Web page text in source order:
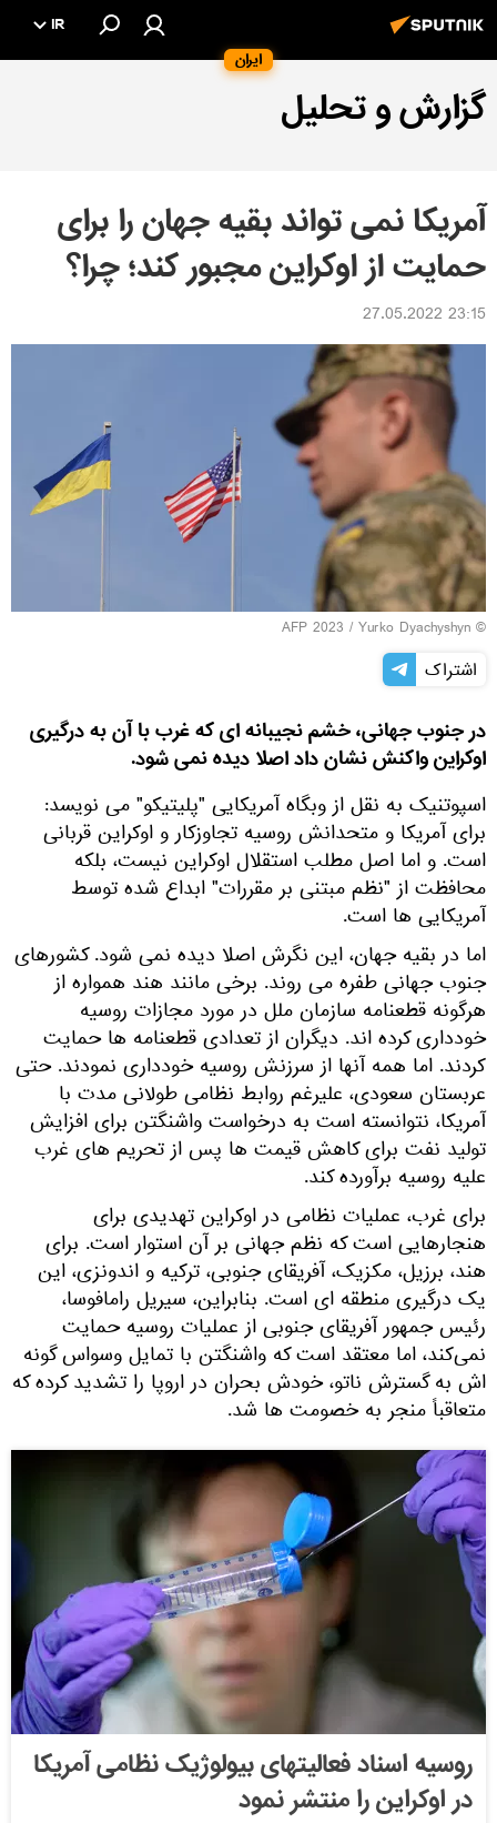
ایران
IR
گزارش و تحلیل
آمریکا نمی تواند بقیه جهان را برای
حمایت از اوکراین مجبور کند؛ چرا؟
23:15 27.05.2022
© AFP 2023 / Yurko Dyachyshyn
اشتراک
در جنوب جهانی، خشم نجیبانه ای که غرب با آن به درگیری
اوکراین واکنش نشان داد اصلا دیده نمی شود.
اسپوتنیک به نقل از وبگاه آمریکایی "پلیتیکو" می نویسد:
برای آمریکا و متحدانش روسیه تجاوزکار و اوکراین قربانی
است. و اما اصل مطلب استقلال اوکراین نیست، بلکه
محافظت از "نظم مبتنی بر مقررات" ابداع شده توسط
آمریکایی ها است.
اما در بقیه جهان، این نگرش اصلا دیده نمی شود. کشورهای
جنوب جهانی طفره می روند. برخی مانند هند همواره از
هرگونه قطعنامه سازمان ملل در مورد مجازات روسیه
خودداری کرده اند. دیگران از تعدادی قطعنامه ها حمایت
کردند. اما همه آنها از سرزنش روسیه خودداری نمودند. حتی
عربستان سعودی، علیرغم روابط نظامی طولانی مدت با
آمریکا، نتوانسته است به درخواست واشنگتن برای افزایش
تولید نفت برای کاهش قیمت ها پس از تحریم های غرب
علیه روسیه برآورده کند.
برای غرب، عملیات نظامی در اوکراین تهدیدی برای
هنجارهایی است که نظم جهانی بر آن استوار است. برای
هند، برزیل، مکزیک، آفریقای جنوبی، ترکیه و اندونزی، این
یک درگیری منطقه ای است. بنابراین، سیریل رامافوسا،
رئیس‌ جمهور آفریقای جنوبی از عملیات روسیه حمایت
نمی‌کند، اما معتقد است که واشنگتن با تمایل وسواس گونه‌
اش به گسترش ناتو، خودش بحران در اروپا را تشدید کرده که
متعاقباً منجر به خصومت‌ ها شد.
روسیه اسناد فعالیتهای بیولوژیک نظامی آمریکا
در اوکراین را منتشر نمود